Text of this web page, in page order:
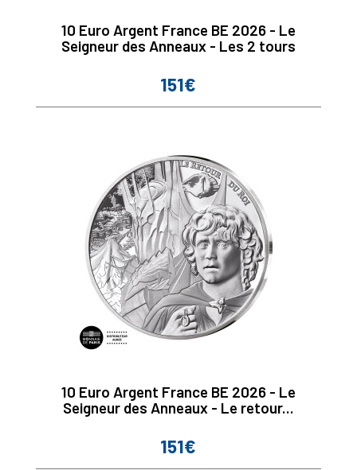
10 Euro Argent France BE 2026 - Le
Seigneur des Anneaux - Les 2 tours
Prix
151€
10 Euro Argent France BE 2026 - Le
Seigneur des Anneaux - Le retour...
Prix
151€